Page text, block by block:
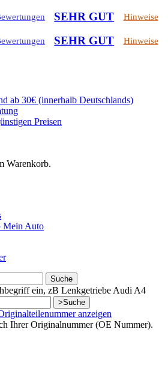
SEHR GUT Hinweise
SEHR GUT Hinweise
ab 30€ (innerhalb Deutschlands)
Preisen
Warenkorb.
Mein Auto
Suche
ein, zB Lenkgetriebe Audi A4
>Suche
anzeigen
Ihrer Originalnummer (OE Nummer).